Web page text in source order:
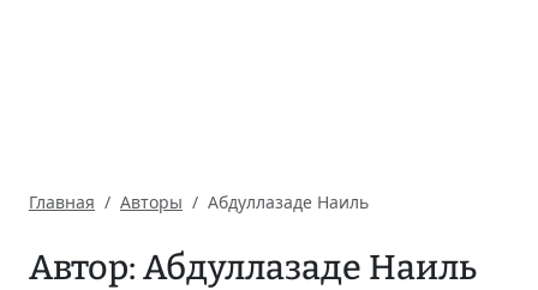
Главная Авторы Абдуллазаде Наиль
Автор: Абдуллазаде Наиль